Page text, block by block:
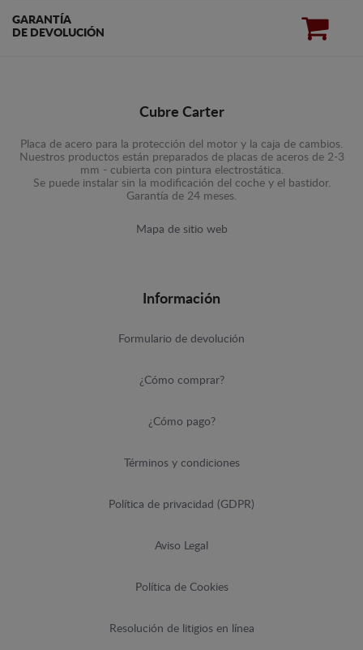
GARANTÍA
DE DEVOLUCIÓN
Cubre Carter
Placa de acero para la protección del motor y la caja de cambios.
Nuestros productos están preparados de placas de aceros de 2-3
mm - cubierta con pintura electrostática.
Se puede instalar sin la modificación del coche y el bastidor.
Garantía de 24 meses.
Mapa de sitio web
Información
Formulario de devolución
¿Cómo comprar?
¿Cómo pago?
Términos y condiciones
Política de privacidad (GDPR)
Aviso Legal
Política de Cookies
Resolución de litigios en línea